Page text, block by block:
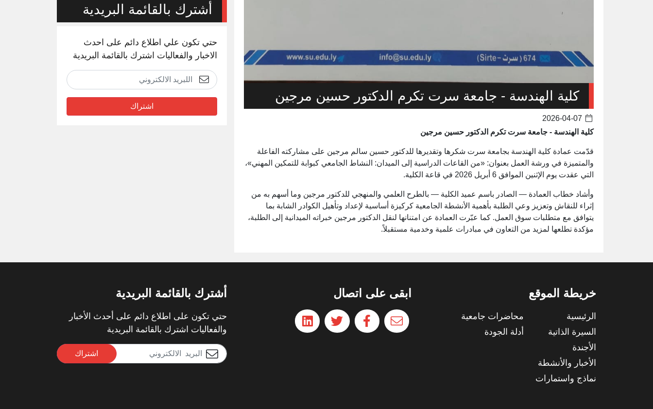
كلية الهندسة - جامعة سرت تكرم الدكتور حسين مرجين
كلية الهندسة - جامعة سرت تكرم الدكتور حسين مرجين
قدّمت عمادة كلية الهندسة بجامعة سرت شكرها وتقديرها للدكتور حسين سالم مرجين على مشاركته الفاعلة
والمتميزة في ورشة العمل بعنوان: «من القاعات الدراسية إلى الميدان: النشاط الجامعي كبوابة للتمكين المهني»،
التي عقدت يوم الإثنين الموافق 6 أبريل 2026 في قاعة الكلية.
وأشاد خطاب العمادة — الصادر باسم عميد الكلية — بالطرح العلمي والمنهجي للدكتور مرجين وما أسهم به من
إثراء للنقاش وتعزيز وعي الطلبة بأهمية الأنشطة الجامعية كركيزة أساسية لإعداد وتأهيل الكوادر الشابة بما
يتوافق مع متطلبات سوق العمل. كما عبّرت العمادة عن امتنانها لنقل الدكتور مرجين خبراته الميدانية إلى الطلبة،
مؤكدة تطلعها لمزيد من التعاون في مبادرات علمية وخدمية مستقبلاً.
أشترك بالقائمة البريدية
حتي تكون علي اطلاع دائم على احدث
الاخبار والفعاليات اشترك بالقائمة البريدية
اشتراك
خريطة الموقع
الرئيسية
السيرة الذاتية
الأجندة
الأخبار والأنشطة
نماذج واستمارات
محاضرات جامعية
أدلة الجودة
ابقى على اتصال أشترك بالقائمة البريدية
حتي تكون على اطلاع دائم على أحدث الأخبار
والفعاليات اشترك بالقائمة البريدية
اشتراك